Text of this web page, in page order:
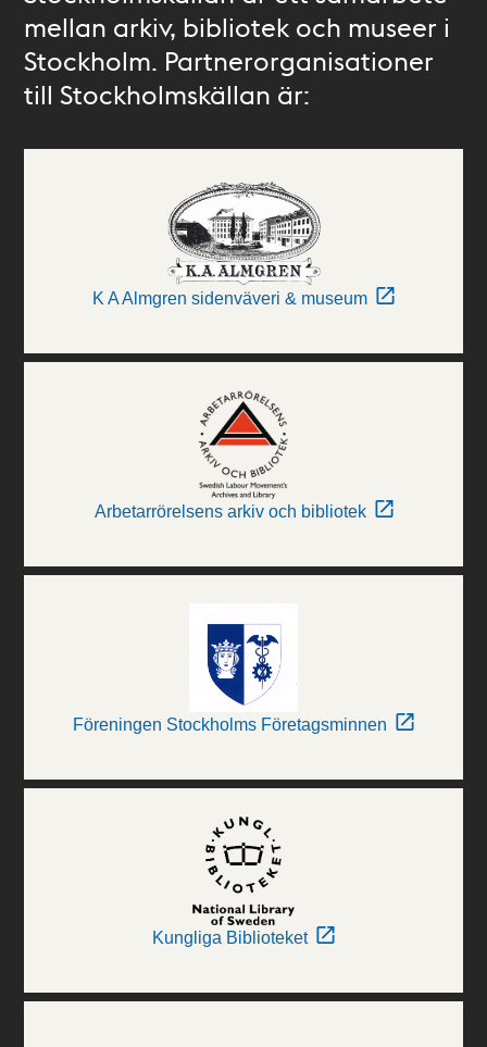
mellan arkiv, bibliotek och museer i
Stockholm. Partnerorganisationer
till Stockholmskällan är:
K A Almgren sidenväveri & museum
Arbetarrörelsens arkiv och bibliotek
Föreningen Stockholms Företagsminnen
Kungliga Biblioteket